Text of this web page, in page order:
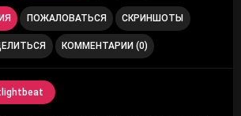
ПОЖАЛОВАТЬСЯ СКРИНШОТЫ
КОММЕНТАРИИ (0)